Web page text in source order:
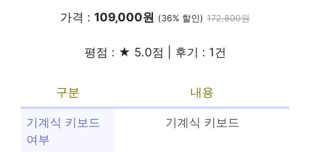
가격 : 109,000원 (36% 할인) 172,800원
평점 : ★ 5.0점 | 후기 : 1건
구분 내용
기계식 키보드
여부
기계식 키보드